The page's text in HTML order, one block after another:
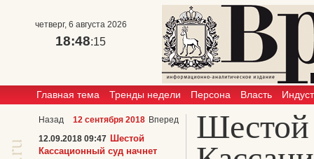
четверг, 6 августа 2026
18:48:15
Главная тема Тренды недели Персона Власть
Шестой
Назад 12 сентября 2018 Вперед
12.09.2018 09:47 Шестой
Кассационный суд начнет